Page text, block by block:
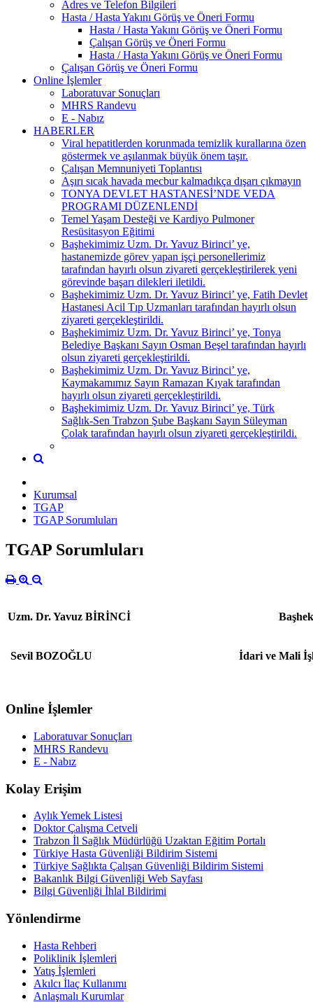
Adres ve Telefon Bilgileri
Hasta / Hasta Yakını Görüş ve Öneri Formu
Hasta / Hasta Yakını Görüş ve Öneri Formu
Çalışan Görüş ve Öneri Formu
Hasta / Hasta Yakını Görüş ve Öneri Formu
Çalışan Görüş ve Öneri Formu
Online İşlemler
Laboratuvar Sonuçları
MHRS Randevu
E - Nabız
HABERLER
Viral hepatitlerden korunmada temizlik kurallarına özen
göstermek ve aşılanmak büyük önem taşır.
Çalışan Memnuniyeti Toplantısı
Aşırı sıcak havada mecbur kalmadıkça dışarı çıkmayın
TONYA DEVLET HASTANESİ’NDE VEDA
PROGRAMI DÜZENLENDİ
Temel Yaşam Desteği ve Kardiyo Pulmoner
Resüsitasyon Eğitimi
Başhekimimiz Uzm. Dr. Yavuz Birinci’ ye,
hastanemizde görev yapan işçi personellerimiz
tarafından hayırlı olsun ziyareti gerçekleştirilerek yeni
görevinde başarı dilekleri iletildi.
Başhekimimiz Uzm. Dr. Yavuz Birinci’ ye, Fatih Devlet
Hastanesi Acil Tıp Uzmanları tarafından hayırlı olsun
ziyareti gerçekleştirildi.
Başhekimimiz Uzm. Dr. Yavuz Birinci’ ye, Tonya
Belediye Başkanı Sayın Osman Beşel tarafından hayırlı
olsun ziyareti gerçekleştirildi.
Başhekimimiz Uzm. Dr. Yavuz Birinci’ ye,
Kaymakamımız Sayın Ramazan Kıyak tarafından
hayırlı olsun ziyareti gerçekleştirildi.
Başhekimimiz Uzm. Dr. Yavuz Birinci’ ye, Türk
Sağlık-Sen Trabzon Şube Başkanı Sayın Süleyman
Çolak tarafından hayırlı olsun ziyareti gerçekleştirildi.
Kurumsal
TGAP
TGAP Sorumluları
TGAP Sorumluları
Uzm. Dr. Yavuz BİRİNCİ
Sevil BOZOĞLU İdari ve Mali
Online İşlemler
Laboratuvar Sonuçları
MHRS Randevu
E - Nabız
Kolay Erişim
Aylık Yemek Listesi
Doktor Çalışma Cetveli
Trabzon İl Sağlık Müdürlüğü Uzaktan Eğitim Portalı
Türkiye Hasta Güvenliği Bildirim Sistemi
Türkiye Sağlıkta Çalışan Güvenliği Bildirim Sistemi
Bakanlık Bilgi Güvenliği Web Sayfası
Bilgi Güvenliği İhlal Bildirimi
Yönlendirme
Hasta Rehberi
Poliklinik İşlemleri
Yatış İşlemleri
Akılcı İlaç Kullanımı
Anlaşmalı Kurumlar